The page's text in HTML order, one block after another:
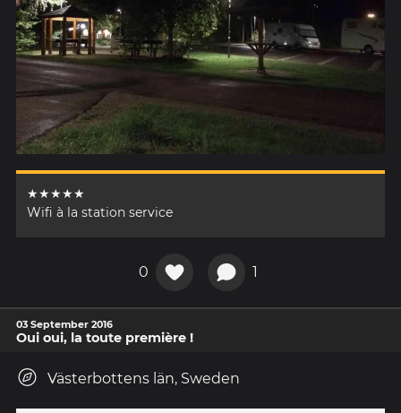
★★★★★
Wifi à la station service
0 1
03 September 2016
Oui oui, la toute première !
Västerbottens län, Sweden